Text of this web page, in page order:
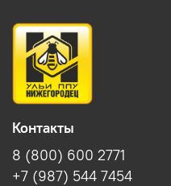
Контакты
8 (800) 600 2771
+7 (987) 544 7454